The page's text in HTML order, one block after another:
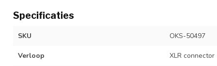
Specificaties
SKU OKS-50497
Verloop XLR connector